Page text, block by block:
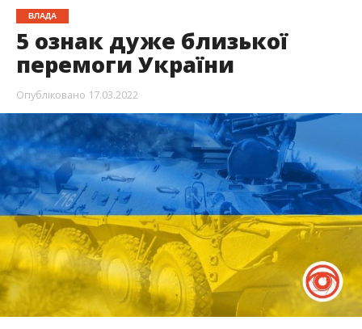
ВЛАДА
5 ознак дуже близької
перемоги України
Опубліковано 17.03.2022